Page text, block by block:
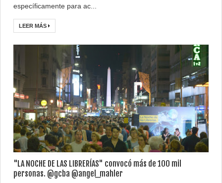
específicamente para ac...
LEER MÁS
"LA NOCHE DE LAS LIBRERÍAS" convocó más de 100 mil
personas. @gcba @angel_mahler